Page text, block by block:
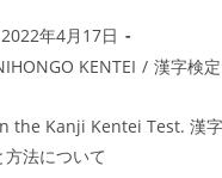
開
封
用
こ
わ
ざ・
2022年4月17日
KENTEI / 漢字検
the Kanji Kentei Test. 漢字
法について